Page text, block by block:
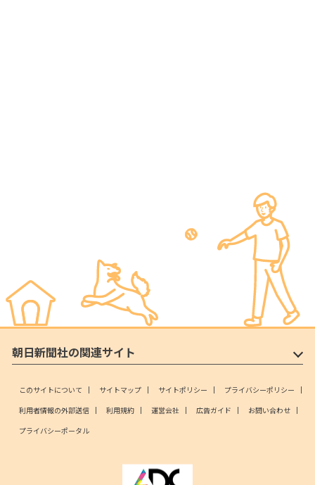
朝日新聞社の関連サイト
このサイトについて サイトマップ サイトポリシー
プライバシーポリシー
利用者情報の外部送信
利用規約 運営会社 広告ガイド
お問い合わせ
プライバシーポータル